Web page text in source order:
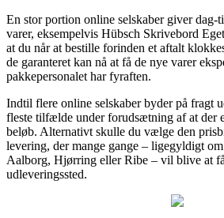
En stor portion online selskaber giver dag-
varer, eksempelvis Hübsch Skrivebord
at du når at bestille forinden et aftalt
de garanteret kan nå at få de nye varer
pakkepersonalet har fyraften.
Indtil flere online selskaber byder på fragt
fleste tilfælde under forudsætning af at der
beløb. Alternativt skulle du vælge den
levering, der mange gange – ligegyldigt
Aalborg, Hjørring eller Ribe – vil blive at
udleveringssted.